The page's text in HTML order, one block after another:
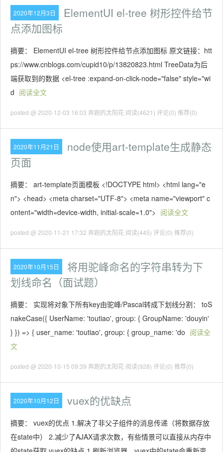
2020年12月3日
ElementUI el-tree 树形控件给节
点添加图标
摘要： ElementUI el-tree 树形控件给节点添加图标 原文链接：htt
ps://www.cnblogs.com/cupid10/p/13820823.html TreeData为后
端获取到的数据 <el-tree :expand-on-click-node="false" style="wi
d 阅读全文
posted @ 2020-12-03 16:03 奔跑的太阳花 阅读(4621) 评论(0) 推荐(0)
2020年11月21日
node使用art-template生成静态
页面
摘要： art-template页面模板 <!DOCTYPE html> <html lang="e
n"> <head> <meta charset="UTF-8"> <meta name="viewport" c
ontent="width=device-width, initial-scale=1.0"> 阅读全文
posted @ 2020-11-21 17:32 奔跑的太阳花 阅读(445) 评论(0) 推荐(0)
2020年10月15日
将用驼峰命名的字符串转为下
划线命名（面试题）
摘要： 实现将对象下所有key由驼峰/Pascal转成下划线分割： toS
nakeCase({ UserName: 'toutiao', group: { GroupName: 'douyin'
} }) => { user_name: 'toutiao', group: { group_name: 'do 阅读全
文
posted @ 2020-10-15 09:39 奔跑的太阳花 阅读(928) 评论(0) 推荐(0)
2020年10月12日 vuex的优缺点
摘要： vuex的优点 1.解决了非父子组件的消息传递（将数据存放
在state中） 2.减少了AJAX请求次数，有些情景可以直接从内存中